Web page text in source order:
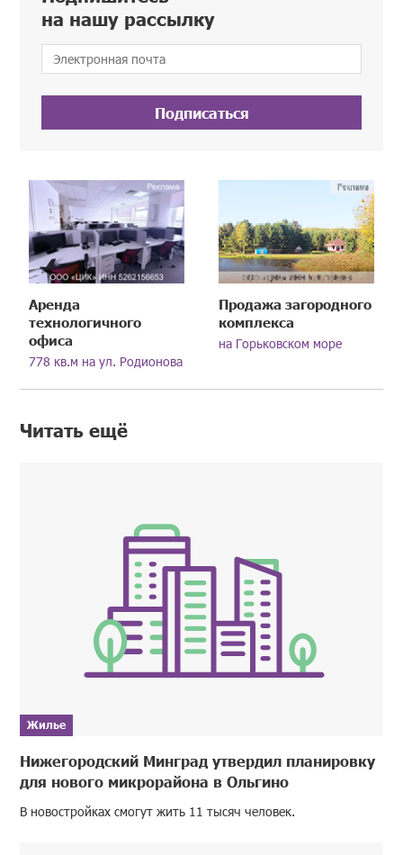
на нашу рассылку
Подписаться
Аренда
технологичного
офиса
778 кв.м на ул. Родионова
Продажа загородного
комплекса
на Горьковском море
Читать ещё
Жилье
Нижегородский Минград утвердил планировку
для нового микрорайона в Ольгино
В новостройках смогут жить 11 тысяч человек.